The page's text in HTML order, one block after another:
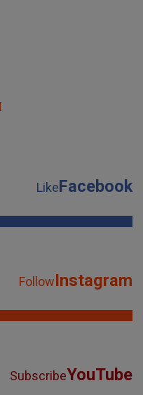
LikeFacebook
FollowInstagram
SubscribeYouTube